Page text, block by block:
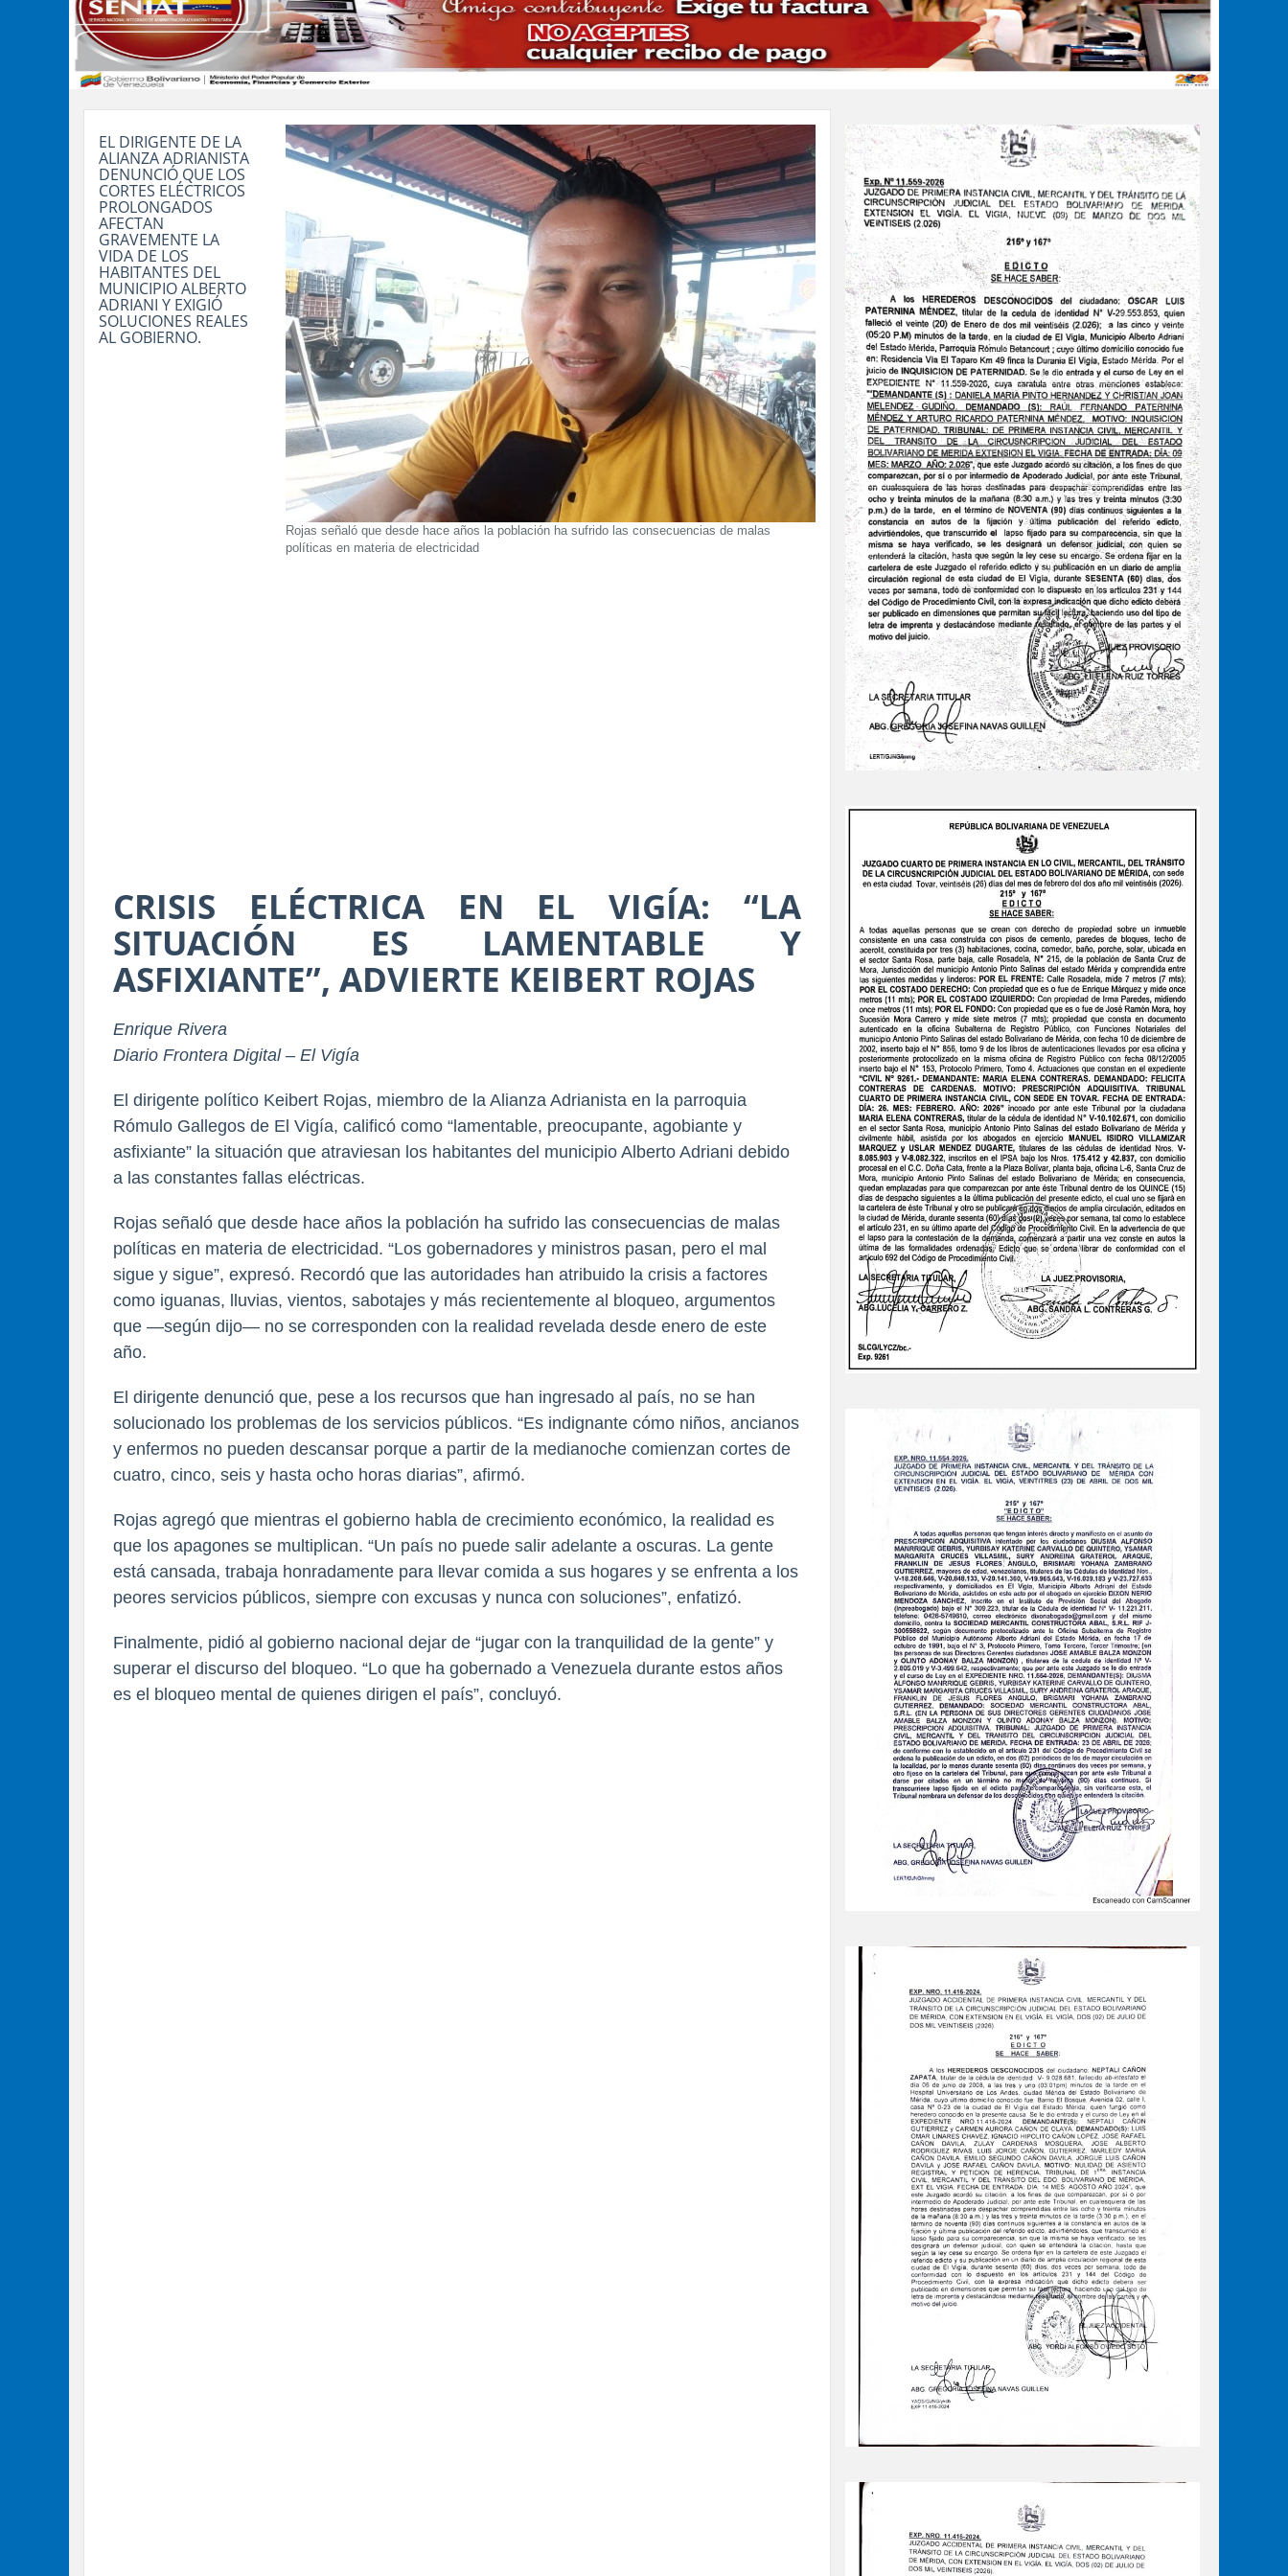
Rojas señaló que desde hace años la población ha sufrido las consecuencias de malas
políticas en materia de electricidad
EL DIRIGENTE DE LA
ALIANZA ADRIANISTA
DENUNCIÓ QUE LOS
CORTES ELÉCTRICOS
PROLONGADOS
AFECTAN
GRAVEMENTE LA
VIDA DE LOS
HABITANTES DEL
MUNICIPIO ALBERTO
ADRIANI Y EXIGIÓ
SOLUCIONES REALES
AL GOBIERNO.
CRISIS ELÉCTRICA EN EL VIGÍA: “LA
SITUACIÓN ES LAMENTABLE Y
ASFIXIANTE”, ADVIERTE KEIBERT ROJAS
Enrique Rivera
Diario Frontera Digital – El Vigía
El dirigente político Keibert Rojas, miembro de la Alianza Adrianista en la parroquia
Rómulo Gallegos de El Vigía, calificó como “lamentable, preocupante, agobiante y
asfixiante” la situación que atraviesan los habitantes del municipio Alberto Adriani debido
a las constantes fallas eléctricas.
Rojas señaló que desde hace años la población ha sufrido las consecuencias de malas
políticas en materia de electricidad. “Los gobernadores y ministros pasan, pero el mal
sigue y sigue”, expresó. Recordó que las autoridades han atribuido la crisis a factores
como iguanas, lluvias, vientos, sabotajes y más recientemente al bloqueo, argumentos
que —según dijo— no se corresponden con la realidad revelada desde enero de este
año.
El dirigente denunció que, pese a los recursos que han ingresado al país, no se han
solucionado los problemas de los servicios públicos. “Es indignante cómo niños, ancianos
y enfermos no pueden descansar porque a partir de la medianoche comienzan cortes de
cuatro, cinco, seis y hasta ocho horas diarias”, afirmó.
Rojas agregó que mientras el gobierno habla de crecimiento económico, la realidad es
que los apagones se multiplican. “Un país no puede salir adelante a oscuras. La gente
está cansada, trabaja honradamente para llevar comida a sus hogares y se enfrenta a los
peores servicios públicos, siempre con excusas y nunca con soluciones”, enfatizó.
Finalmente, pidió al gobierno nacional dejar de “jugar con la tranquilidad de la gente” y
superar el discurso del bloqueo. “Lo que ha gobernado a Venezuela durante estos años
es el bloqueo mental de quienes dirigen el país”, concluyó.